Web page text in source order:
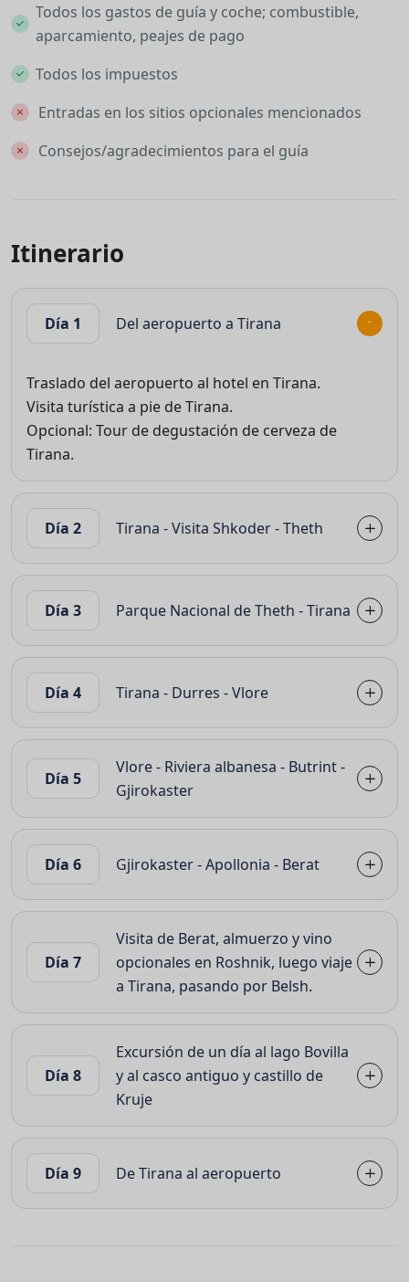
Todos los gastos de guía y coche; combustible,
aparcamiento, peajes de pago
Todos los impuestos
Entradas en los sitios opcionales mencionados
Consejos/agradecimientos para el guía
Itinerario
Día 1 Del aeropuerto a Tirana
Traslado del aeropuerto al hotel en Tirana.
Visita turística a pie de Tirana.
Opcional: Tour de degustación de cerveza de
Tirana.
Día 2 Tirana - Visita Shkoder - Theth
Día 3 Parque Nacional de Theth - Tirana
Día 4 Tirana - Durres - Vlore
Día 5
Vlore - Riviera albanesa - Butrint -
Gjirokaster
Día 6 Gjirokaster - Apollonia - Berat
Día 7
Visita de Berat, almuerzo y vino
opcionales en Roshnik, luego viaje
a Tirana, pasando por Belsh.
Día 8
Excursión de un día al lago Bovilla
y al casco antiguo y castillo de
Kruje
Día 9 De Tirana al aeropuerto